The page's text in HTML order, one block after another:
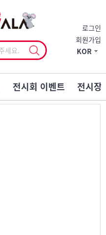
로그인
회원가입
KOR
전시회 이벤트 전시장